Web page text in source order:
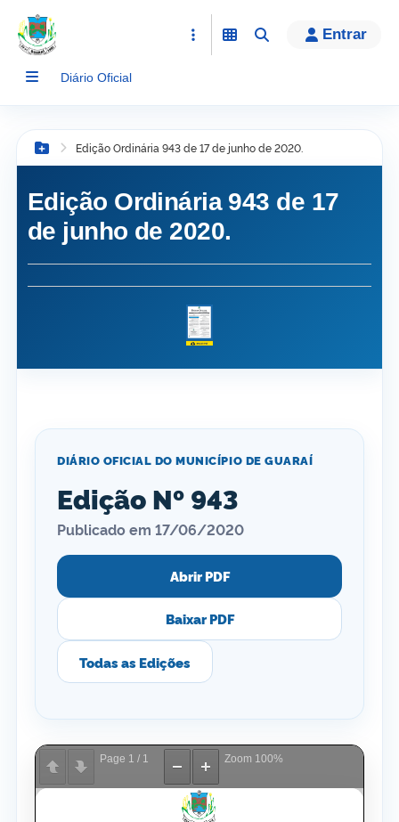
conteúdo
Entrar
Diário Oficial
Botão Menu
Edição Ordinária 943 de 17 de junho de 2020.
Edição Ordinária 943 de 17
de junho de 2020.
DIÁRIO OFICIAL DO MUNICÍPIO DE GUARAÍ
Edição Nº 943
Publicado em 17/06/2020
Abrir PDF
Baixar PDF
Todas as Edições
Page 1 / 1 Zoom 100%